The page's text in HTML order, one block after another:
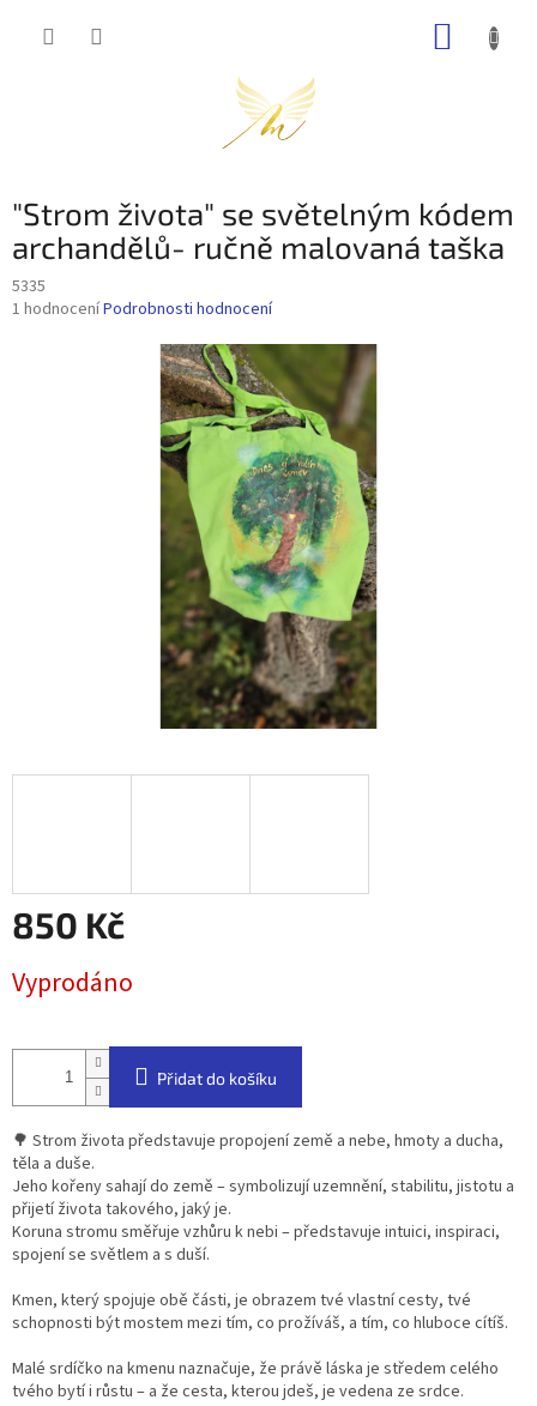
"Strom života" se světelným kódem
archandělů- ručně malovaná taška
5335
Průměrné
1 hodnoceníPodrobnosti hodnocení
850 Kč
cena:
Vyprodáno
Přidat do košíku
🌳 Strom života představuje propojení země a nebe, hmoty a ducha,
těla a duše.
Jeho kořeny sahají do země – symbolizují uzemnění, stabilitu, jistotu a
přijetí života takového, jaký je.
Koruna stromu směřuje vzhůru k nebi – představuje intuici, inspiraci,
spojení se světlem a s duší.
Kmen, který spojuje obě části, je obrazem tvé vlastní cesty, tvé
schopnosti být mostem mezi tím, co prožíváš, a tím, co hluboce cítíš.
Malé srdíčko na kmenu naznačuje, že právě láska je středem celého
tvého bytí i růstu – a že cesta, kterou jdeš, je vedena ze srdce.